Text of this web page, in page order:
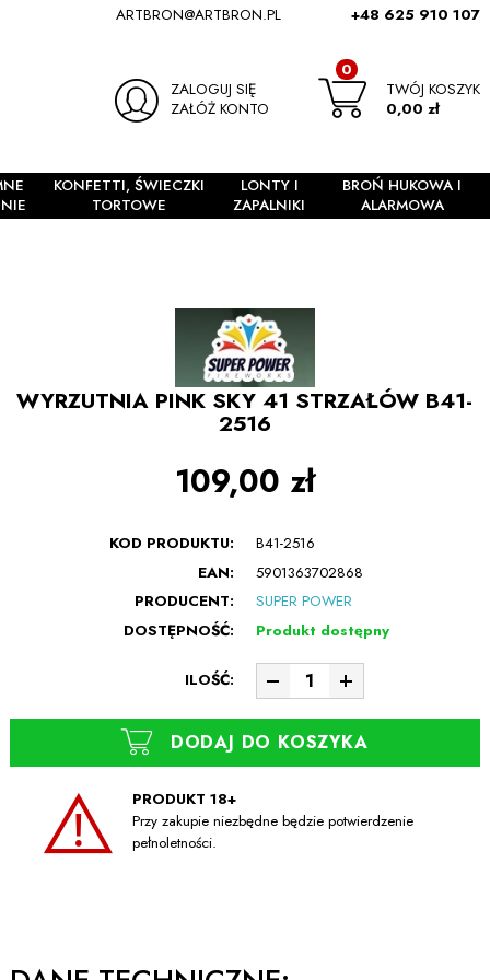
ARTBRON@ARTBRON.PL +48 625 910 107
ZALOGUJ SIĘ
ZAŁÓŻ KONTO
TWÓJ KOSZYK
0
0,00 zł
KONFETTI, ŚWIECZKI
TORTOWE
LONTY I
ZAPALNIKI
BROŃ HUKOWA I
ALARMOWA
WYRZUTNIA PINK SKY 41 STRZAŁÓW B41-
2516
109,00 zł
KOD PRODUKTU:
B41-2516
EAN:
5901363702868
PRODUCENT:
SUPER POWER
DOSTĘPNOŚĆ:
Produkt dostępny
ILOŚĆ:
DODAJ DO KOSZYKA
PRODUKT 18+
Przy zakupie niezbędne będzie potwierdzenie
pełnoletności.